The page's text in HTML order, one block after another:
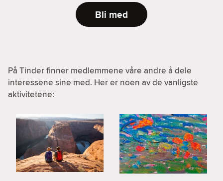
Bli med
På Tinder finner medlemmene våre andre å dele
interessene sine med. Her er noen av de vanligste
aktivitetene: